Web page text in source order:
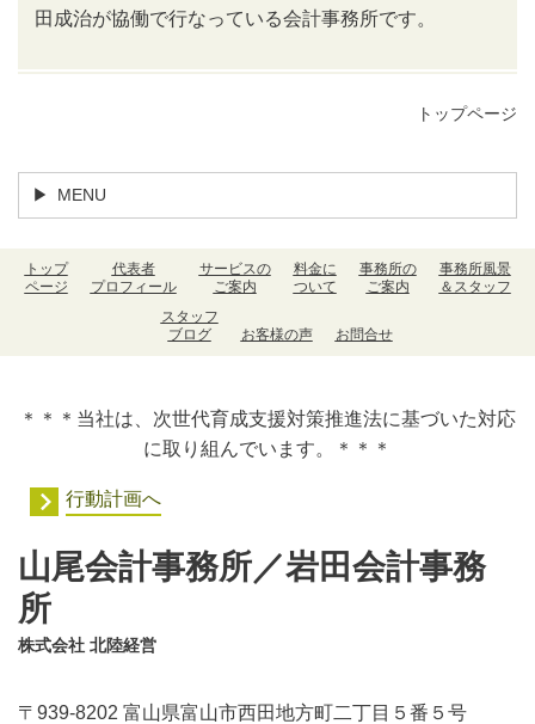
田成治が協働で行なっている会計事務所です。
トップページ
MENU
トップ
ページ
代表者
プロフィール
サービスの
ご案内
料金に
ついて
事務所の
ご案内
事務所風景
＆スタッフ
スタッフ
ブログ
お客様の声 お問合せ
＊＊＊当社は、次世代育成支援対策推進法に基づいた対応
に取り組んでいます。＊＊＊
行動計画へ
山尾会計事務所／岩田会計事務
所
株式会社 北陸経営
〒939-8202 富山県富山市西田地方町二丁目５番５号